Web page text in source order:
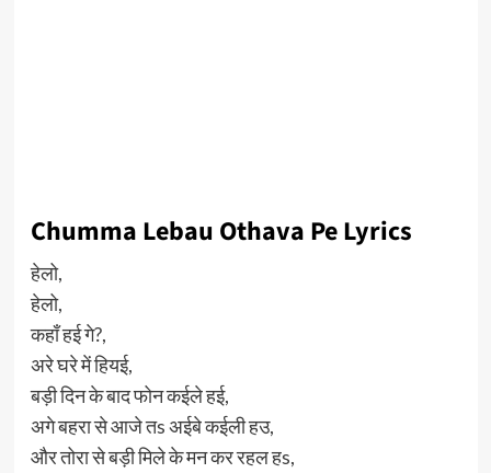
Chumma Lebau Othava Pe Lyrics
हेलो,
हेलो,
कहाँ हई गे?,
अरे घरे में हियई,
बड़ी दिन के बाद फोन कईले हई,
अगे बहरा से आजे तs अईबे कईली हउ,
और तोरा से बड़ी मिले के मन कर रहल हs,